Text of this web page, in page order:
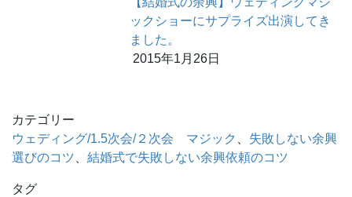
ックショーにサプライズ出演してき
ました。
2015年1月26日
カテゴリー
ウェディング/1.5次会/２次会 マジック 、 失敗しない余興
選びのコツ、 結婚式で失敗しない余興依頼のコツ
タグ